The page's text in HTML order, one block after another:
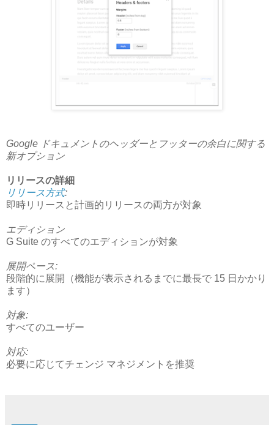
Google ドキュメントのヘッダーとフッターの余白に関する
新オプション
リリースの詳細
リリース方式:
即時リリースと計画的リリースの両方が対象
エディション
G Suite のすべてのエディションが対象
展開ペース:
段階的に展開（機能が表示されるまでに最長で 15 日かかり
ます）
対象:
すべてのユーザー
対応:
必要に応じてチェンジ マネジメントを推奨